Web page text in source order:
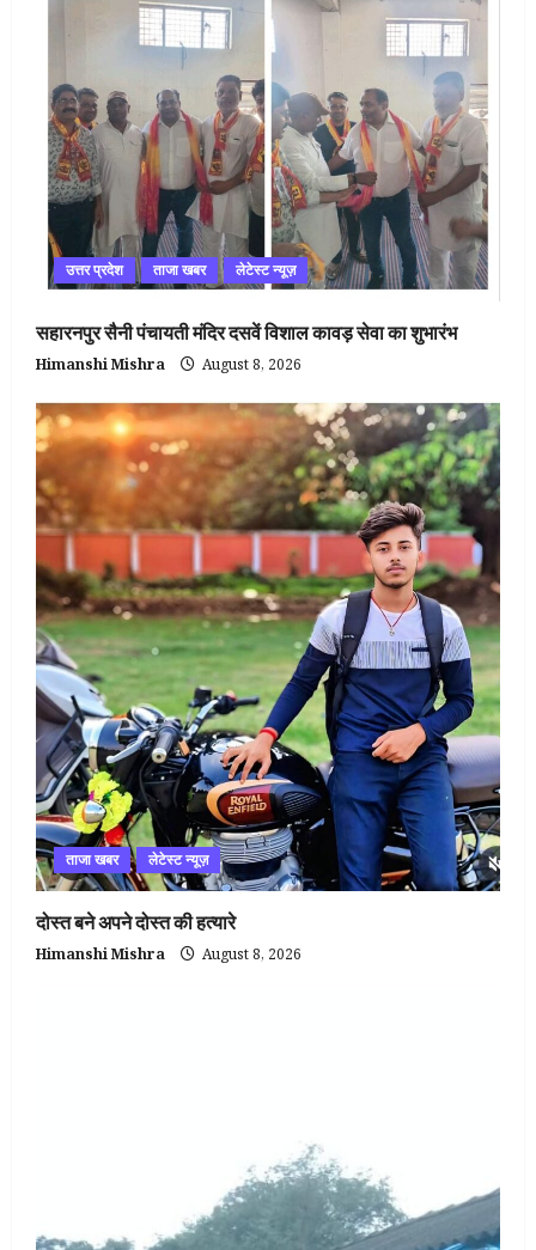
उत्तर प्रदेश ताजा खबर लेटेस्ट न्यूज़
सहारनपुर सैनी पंचायती मंदिर दसवें विशाल कावड़ सेवा का शुभारंभ
Himanshi Mishra August 8, 2026
ताजा खबर लेटेस्ट न्यूज़
दोस्त बने अपने दोस्त की हत्यारे
Himanshi Mishra August 8, 2026